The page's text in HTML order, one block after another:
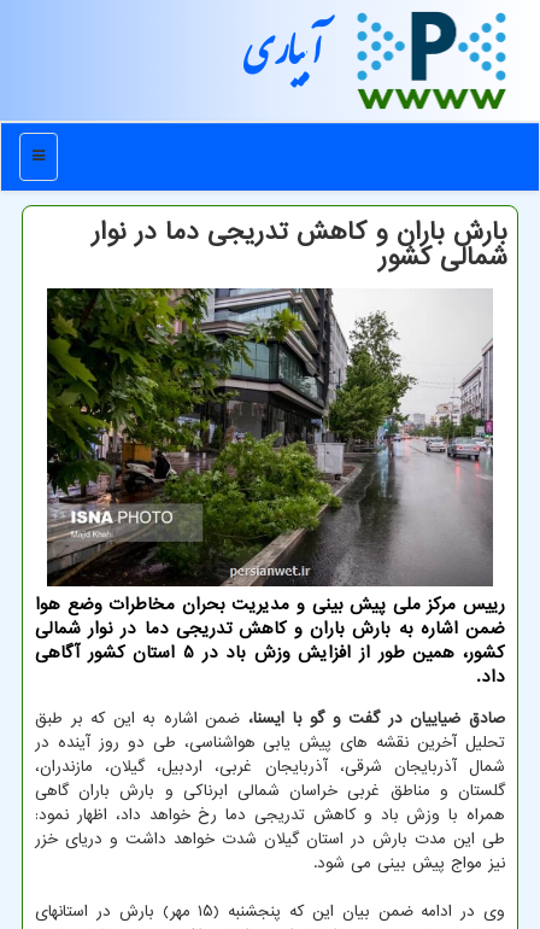
آبیاری
منو
بارش باران و کاهش تدریجی دما در نوار
شمالی کشور
رییس مرکز ملی پیش بینی و مدیریت بحران مخاطرات وضع هوا
ضمن اشاره به بارش باران و کاهش تدریجی دما در نوار شمالی
کشور، همین طور از افزایش وزش باد در 5 استان کشور آگاهی
داد.
صادق ضیاییان در گفت و گو با ایسنا، ضمن اشاره به این که بر طبق
تحلیل آخرین نقشه های پیش یابی هواشناسی، طی دو روز آینده در
شمال آذربایجان شرقی، آذربایجان غربی، اردبیل، گیلان، مازندران،
گلستان و مناطق غربی خراسان شمالی ابرناکی و بارش باران گاهی
همراه با وزش باد و کاهش تدریجی دما رخ خواهد داد، اظهار نمود:
طی این مدت بارش در استان گیلان شدت خواهد داشت و دریای خزر
نیز مواج پیش بینی می شود.
وی در ادامه ضمن بیان این که پنجشنبه (۱۵ مهر) بارش در استانهای